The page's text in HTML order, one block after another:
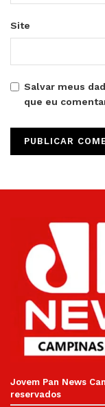
Site
Salvar meus
que eu
Jovem Pan News
reservados